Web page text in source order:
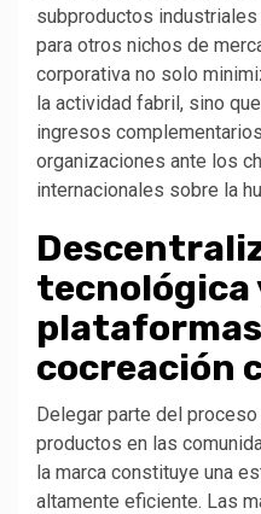
subproductos
para otros nichos de
corporativa no solo
la actividad fabril, sino
ingresos
organizaciones ante los
internacionales sobre la
tecnológica
cocreación
Delegar parte del
productos en las
la marca constituye una
altamente eficiente. Las